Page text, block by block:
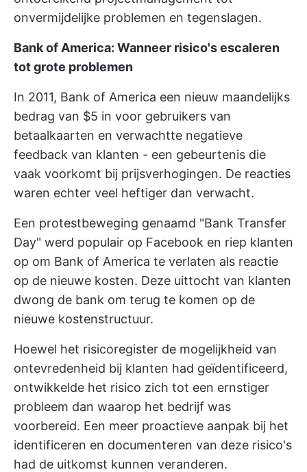
onvermijdelijke problemen en tegenslagen.
Bank of America: Wanneer risico's escaleren
tot grote problemen
In 2011, Bank of America een nieuw maandelijks
bedrag van $5 in voor gebruikers van
betaalkaarten en verwachtte negatieve
feedback van klanten - een gebeurtenis die
vaak voorkomt bij prijsverhogingen. De reacties
waren echter veel heftiger dan verwacht.
Een protestbeweging genaamd "Bank Transfer
Day" werd populair op Facebook en riep klanten
op om Bank of America te verlaten als reactie
op de nieuwe kosten. Deze uittocht van klanten
dwong de bank om terug te komen op de
nieuwe kostenstructuur.
Hoewel het risicoregister de mogelijkheid van
ontevredenheid bij klanten had geïdentificeerd,
ontwikkelde het risico zich tot een ernstiger
probleem dan waarop het bedrijf was
voorbereid. Een meer proactieve aanpak bij het
identificeren en documenteren van deze risico's
had de uitkomst kunnen veranderen.